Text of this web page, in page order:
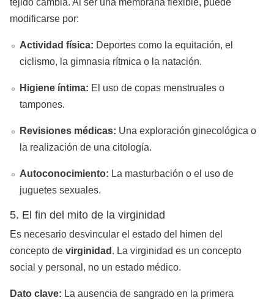
tejido cambia. Al ser una membrana flexible, puede
modificarse por:
Actividad física: Deportes como la equitación, el
ciclismo, la gimnasia rítmica o la natación.
Higiene íntima: El uso de copas menstruales o
tampones.
Revisiones médicas: Una exploración ginecológica o
la realización de una citología.
Autoconocimiento: La masturbación o el uso de
juguetes sexuales.
5. El fin del mito de la virginidad
Es necesario desvincular el estado del himen del
concepto de virginidad . La virginidad es un concepto
social y personal, no un estado médico.
Dato clave: La ausencia de sangrado en la primera